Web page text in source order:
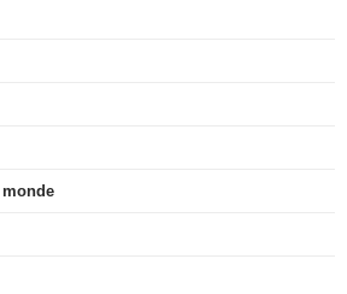
monde